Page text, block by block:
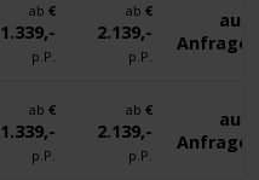
ab€
1.339,-
p.P.
ab€
2.139,-
p.P.
auf
Anfrage
ab€
1.339,-
p.P.
ab€
2.139,-
p.P.
auf
Anfrage